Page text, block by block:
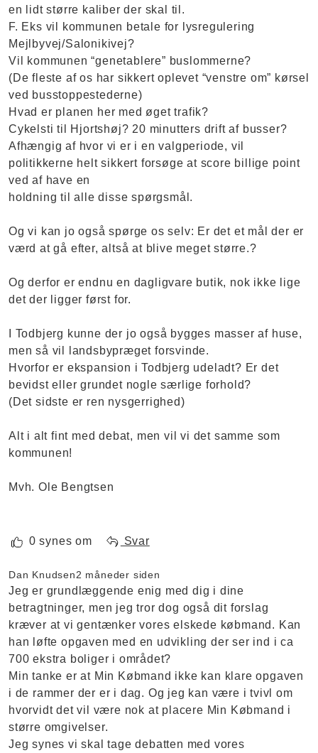
Dan Knudsen2 måneder siden
Jeg er grundlæggende enig med dig i dine
betragtninger, men jeg tror dog også dit forslag
kræver at vi gentænker vores elskede købmand. Kan
han løfte opgaven med en udvikling der ser ind i ca
700 ekstra boliger i området?
Min tanke er at Min Købmand ikke kan klare opgaven
i de rammer der er i dag. Og jeg kan være i tvivl om
hvorvidt det vil være nok at placere Min Købmand i
større omgivelser.
Jeg synes vi skal tage debatten med vores
en lidt større kaliber der skal til.
F. Eks vil kommunen betale for lysregulering
Mejlbyvej/Salonikivej?
Vil kommunen “genetablere” buslommerne?
(De fleste af os har sikkert oplevet “venstre om” kørsel
ved busstoppestederne)
Hvad er planen her med øget trafik?
Cykelsti til Hjortshøj? 20 minutters drift af busser?
Afhængig af hvor vi er i en valgperiode, vil
politikkerne helt sikkert forsøge at score billige point
ved af have en
holdning til alle disse spørgsmål.
Og vi kan jo også spørge os selv: Er det et mål der er
værd at gå efter, altså at blive meget større.?
Og derfor er endnu en dagligvare butik, nok ikke lige
det der ligger først for.
I Todbjerg kunne der jo også bygges masser af huse,
men så vil landsbypræget forsvinde.
Hvorfor er ekspansion i Todbjerg udeladt? Er det
bevidst eller grundet nogle særlige forhold?
(Det sidste er ren nysgerrighed)
Alt i alt fint med debat, men vil vi det samme som
kommunen!
Mvh. Ole Bengtsen
0 synes om Svar